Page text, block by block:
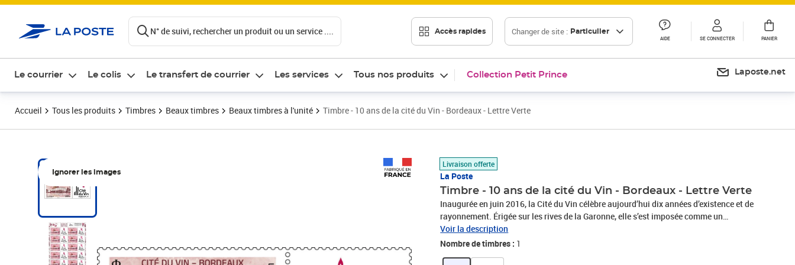
N° de suivi, rechercher un produit ou un service .... Accès rapides Changer de site : Particulier
AIDE SE CONNECTER PANIER
Le courrier Le colis Le transfert de courrier Les services Tous nos produits Collection Petit Prince Laposte.net
Accueil Tous les produits Timbres Beaux timbres Beaux timbres à l'unité Timbre - 10 ans de la cité du Vin - Bordeaux - Lettre Verte
Ignorer les images
Livraison offerte
La Poste
Timbre - 10 ans de la cité du Vin - Bordeaux - Lettre Verte
Inaugurée en juin 2016, la Cité du Vin célèbre aujourd’hui dix années d’existence et de
rayonnement. Érigée sur les rives de la Garonne, elle s’est imposée comme un
emblème de Bordeaux, du lien étroit que la ville entretient avec le vin et de son
ouverture au monde. Son architecture audacieuse – une silhouette courbe qui évoque
Voir la description
Nombre de timbres : 1
Prix 1,52€